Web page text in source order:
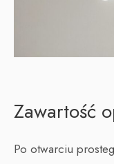
Zawartość
Po otwarciu